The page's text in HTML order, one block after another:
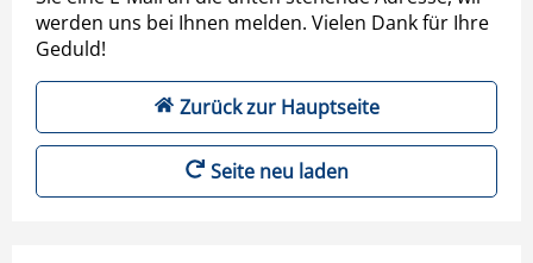
werden uns bei Ihnen melden. Vielen Dank für Ihre
Geduld!
Zurück zur Hauptseite
Seite neu laden